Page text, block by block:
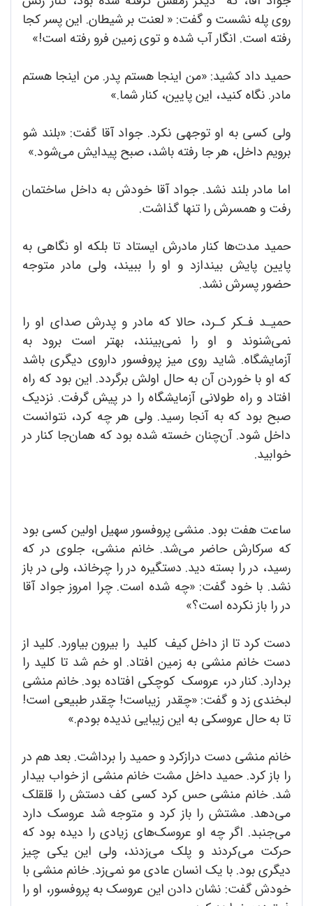
روی پله نشست و گفت: « لعنت بر شیطان. این پسر کجا
رفته است. انگار آب شده و توی زمین فرو رفته است!»
حمید داد کشید: «من اینجا هستم پدر. من اینجا هستم
مادر. نگاه کنید، این پایین، کنار شما.»
ولی کسی به او توجهی نکرد. جواد آقا گفت: «بلند شو
برویم داخل، هر جا رفته باشد، صبح پیدایش می‌شود.»
اما مادر بلند نشد. جواد آقا خودش به داخل ساختمان
رفت و همسرش را تنها گذاشت.
حمید مدت‌ها کنار مادرش ایستاد تا بلکه او نگاهی به
پایین پایش بیندازد و او را ببیند، ولی مادر متوجه
حضور پسرش نشد.
حمیـد فـکر کـرد، حالا که مادر و پدرش صدای او را
نمی‌شنوند و او را نمی‌بینند، بهتر است برود به
آزمایشگاه. شاید روی میز پروفسور داروی دیگری باشد
که او با خوردن آن به حال اولش برگردد. این بود که راه
افتاد و راه طولانی آزمایشگاه را در پیش گرفت. نزدیک
صبح بود که به آنجا رسید. ولی هر چه کرد، نتوانست
داخل شود. آن‌چنان خسته شده بود که همان‌جا کنار در
خوابید.
ساعت هفت بود. منشی پروفسور سهیل اولین کسی بود
که سرکارش حاضر می‌شد. خانم منشی، جلوی در که
رسید، در را بسته دید. دستگیره در را چرخاند، ولی در باز
نشد. با خود گفت: «چه شده است. چرا امروز جواد آقا
در را باز نکرده است؟»
دست کرد تا از داخل کیف کلید را بیرون بیاورد. کلید از
دست خانم منشی به زمین افتاد. او خم شد تا کلید را
بردارد. کنار در، عروسک کوچکی افتاده بود. خانم منشی
لبخندی زد و گفت: «چقدر زیباست! چقدر طبیعی است!
تا به حال عروسکی به این زیبایی ندیده بودم.»
خانم منشی دست درازکرد و حمید را برداشت. بعد هم در
را باز کرد. حمید داخل مشت خانم منشی از خواب بیدار
شد. خانم منشی حس کرد کسی کف دستش را قلقلک
می‌دهد. مشتش را باز کرد و متوجه شد عروسک دارد
می‌جنبد. اگر چه او عروسک‌های زیادی را دیده بود که
حرکت می‌کردند و پلک می‌زدند، ولی این یکی چیز
دیگری بود. با یک انسان عادی مو نمی‌زد. خانم منشی با
خودش گفت: نشان دادن این عروسک به پروفسور، او را